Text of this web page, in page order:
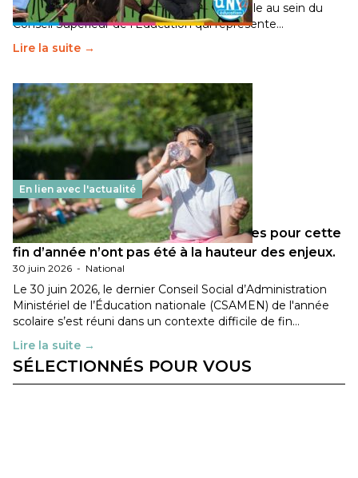
travaillé sur la transition écologique de l’Ecole au sein du
Conseil Supérieur de l’Éducation qui représente…
Lire la suite →
En lien avec l'actualité
Les décisions ministérielles attendues pour cette
fin d’année n’ont pas été à la hauteur des enjeux.
30 juin 2026 - National
Le 30 juin 2026, le dernier Conseil Social d’Administration
Ministériel de l’Éducation nationale (CSAMEN) de l'année
scolaire s’est réuni dans un contexte difficile de fin…
Lire la suite →
SÉLECTIONNÉS POUR VOUS